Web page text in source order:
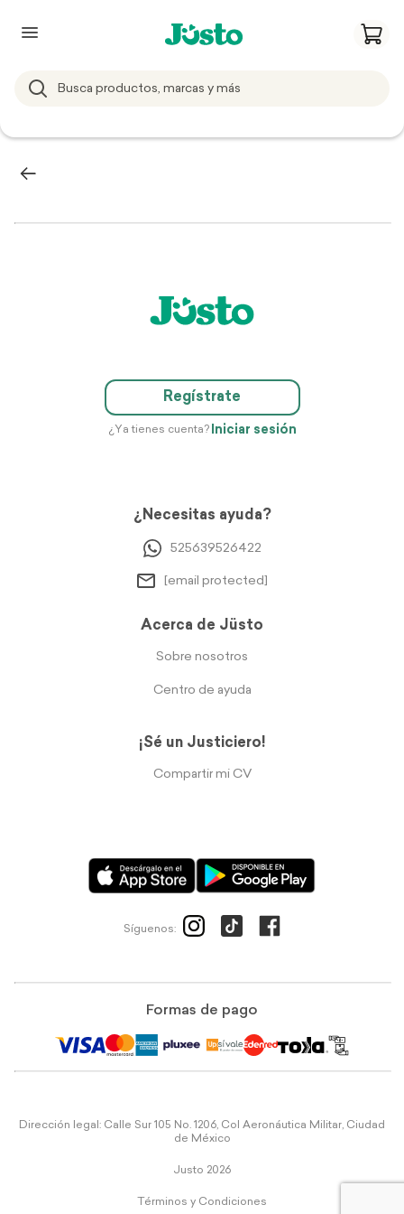
Regístrate
¿Ya tienes cuenta? Iniciar sesión
¿Necesitas ayuda?
525639526422
[email protected]
Acerca de Jüsto
Sobre nosotros
Centro de ayuda
¡Sé un Justiciero!
Compartir mi CV
Síguenos:
Formas de pago
Dirección legal: Calle Sur 105 No. 1206, Col Aeronáutica Militar, Ciudad
de México
Justo 2026
Términos y Condiciones